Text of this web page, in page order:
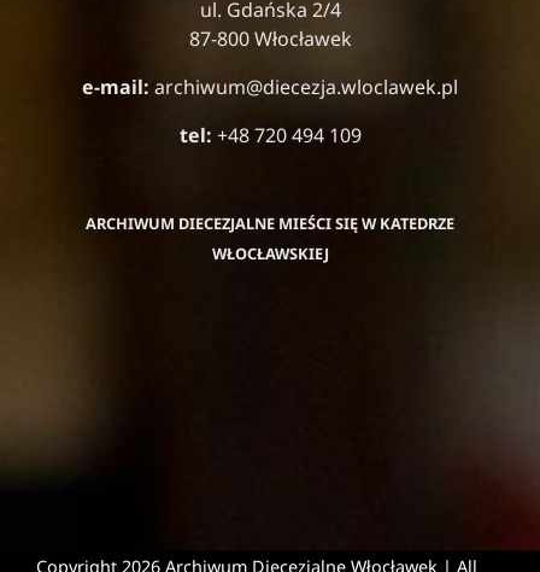
ARCHIWUM DIECEZJALNE MIEŚCI SIĘ W KATEDRZE
WŁOCŁAWSKIEJ
ul. Gdańska 2/4
87-800 Włocławek
e-mail: archiwum@diecezja.wloclawek.pl
tel: +48 720 494 109
Copyright 2026 Archiwum Diecezjalne Włocławek | All